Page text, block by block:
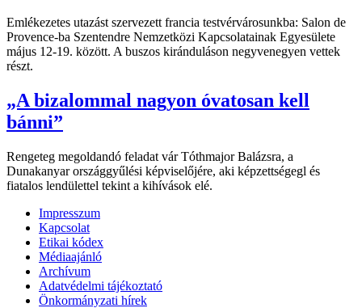
Emlékezetes utazást szervezett francia testvérvárosunkba: Salon de
Provence-ba Szentendre Nemzetközi Kapcsolatainak Egyesülete
május 12-19. között. A buszos kiránduláson negyvenegyen vettek
részt.
„A bizalommal nagyon óvatosan kell
bánni”
Rengeteg megoldandó feladat vár Tóthmajor Balázsra, a
Dunakanyar országgyűlési képviselőjére, aki képzettségegl és
fiatalos lendülettel tekint a kihívások elé.
Impresszum
Kapcsolat
Etikai kódex
Médiaajánló
Archívum
Adatvédelmi tájékoztató
Önkormányzati hírek